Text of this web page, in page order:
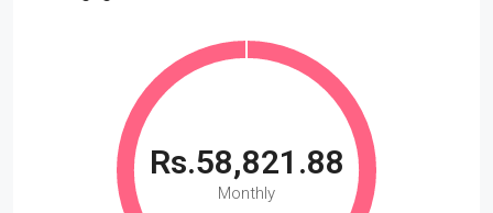
Rs.58,821.88
Monthly